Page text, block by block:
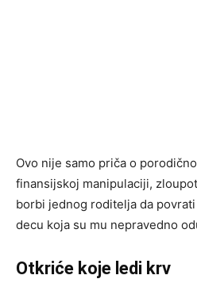
Ovo nije samo priča o
finansijskoj manipulaciji,
borbi jednog roditelja da
decu koja su mu nepravedno
Otkriće koje ledi krv